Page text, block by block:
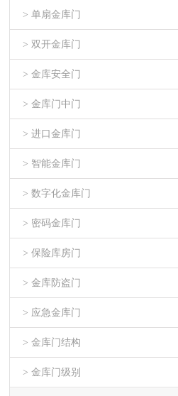
> 单扇金库门
> 双开金库门
> 金库安全门
> 金库门中门
> 进口金库门
> 智能金库门
> 数字化金库门
> 密码金库门
> 保险库房门
> 金库防盗门
> 应急金库门
> 金库门结构
> 金库门级别